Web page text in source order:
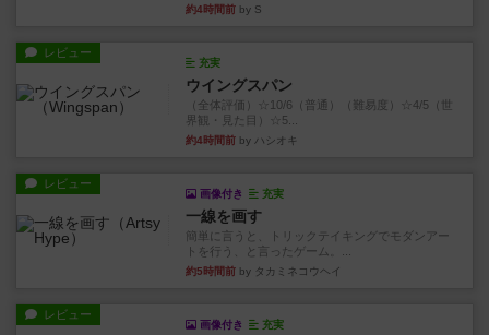
約4時間前 by S
レビュー
充実
ウイングスパン
（全体評価）☆10/6（普通）（難易度）☆4/5（世
界観・見た目）☆5...
約4時間前 by ハシオキ
レビュー
画像付き 充実
一線を画す
簡単に言うと、トリックテイキングでモダンアー
トを行う、と言ったゲーム。...
約5時間前 by タカミネコウヘイ
レビュー
画像付き 充実